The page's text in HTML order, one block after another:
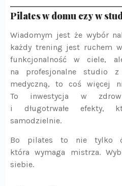
Pilates w domu czy w
Wiadomym jest że wybór
każdy trening jest ruchem
funkcjonalność w ciele,
na profesjonalne studio z
medyczną, to coś więcej
To inwestycja w
i długotrwałe efekty,
samodzielnie.
Bo pilates to nie tylko
która wymaga mistrza.
siebie.